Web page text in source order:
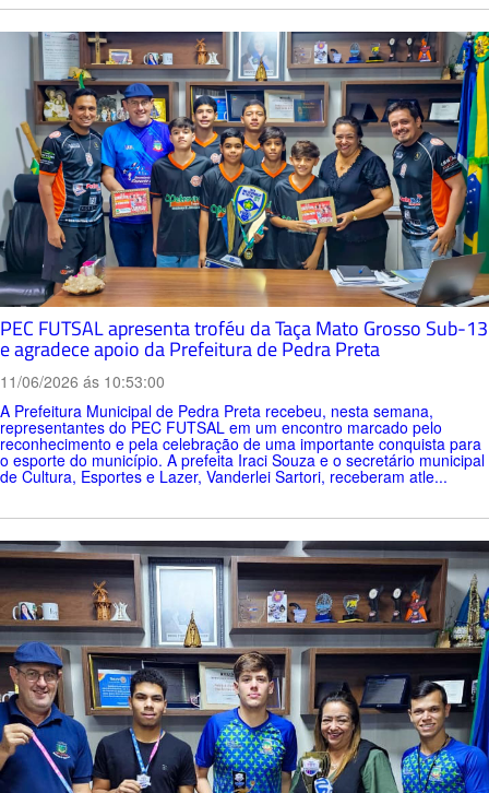
PEC FUTSAL apresenta troféu da Taça Mato Grosso Sub-13
e agradece apoio da Prefeitura de Pedra Preta
11/06/2026 ás 10:53:00
A Prefeitura Municipal de Pedra Preta recebeu, nesta semana,
representantes do PEC FUTSAL em um encontro marcado pelo
reconhecimento e pela celebração de uma importante conquista para
o esporte do município. A prefeita Iraci Souza e o secretário municipal
de Cultura, Esportes e Lazer, Vanderlei Sartori, receberam atle...